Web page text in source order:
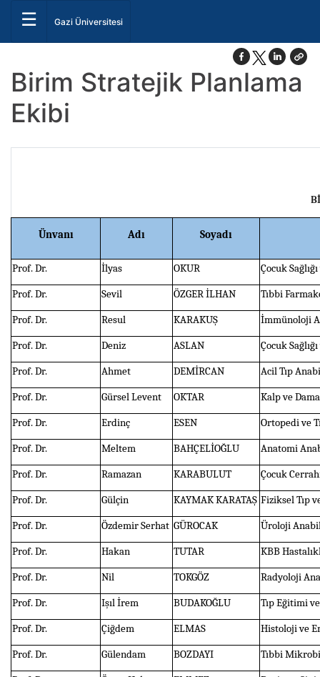
☰ Gazi Üniversitesi
Birim Stratejik Planlama
Ekibi
Ünvanı Adı Soyadı
Prof. Dr. İlyas OKUR
Çocuk
Prof. Dr.
Sevil ÖZGER İLHAN
Tıbbi
Prof. Dr.
Resul KARAKUŞ
İmmünoloji
Prof. Dr.
Deniz ASLAN
Çocuk
Prof. Dr.
Ahmet DEMİRCAN
Acil Tıp
Prof. Dr.
Gürsel Levent OKTAR
Kalp ve
Prof. Dr.
Erdinç ESEN
Ortopedi ve
Prof. Dr.
Meltem BAHÇELİOĞLU
Anatomi
Prof. Dr.
Ramazan KARABULUT
Çocuk
Prof. Dr.
Gülçin KAYMAK KARATAŞ Fiziksel Tıp
Prof. Dr.
Özdemir Serhat GÜROCAK
Üroloji
Prof. Dr.
Hakan TUTAR
KBB
Prof. Dr.
Nil TOKGÖZ
Radyoloji
Prof. Dr.
Işıl İrem BUDAKOĞLU
Tıp Eğitimi
Prof. Dr.
Çiğdem ELMAS
Histoloji ve
Prof. Dr.
Gülendam BOZDAYI
Tıbbi